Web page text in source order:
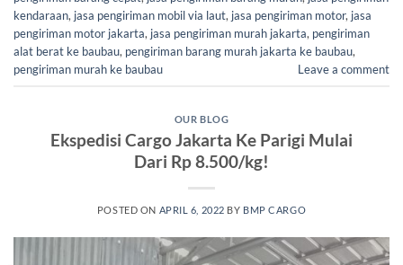
kendaraan, jasa pengiriman mobil via laut, jasa pengiriman motor, jasa
pengiriman motor jakarta, jasa pengiriman murah jakarta, pengiriman
alat berat ke baubau, pengiriman barang murah jakarta ke baubau,
pengiriman murah ke baubau
Leave a comment
OUR BLOG
Ekspedisi Cargo Jakarta Ke Parigi Mulai
Dari Rp 8.500/kg!
POSTED ON APRIL 6, 2022 BY BMP CARGO